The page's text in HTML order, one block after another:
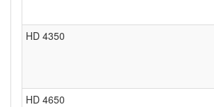
HD 4350
HD 4650